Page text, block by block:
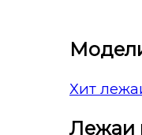
Хит
Лежаи